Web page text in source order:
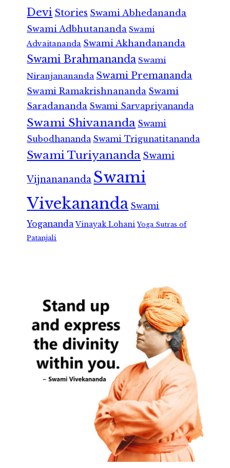
Devi Stories Swami Abhedananda
Swami Adbhutananda Swami
Advaitananda Swami Akhandananda
Swami Brahmananda Swami
Niranjanananda Swami Premananda
Swami Ramakrishnananda Swami
Saradananda Swami Sarvapriyananda
Swami Shivananda Swami
Subodhananda Swami Trigunatitananda
Swami Turiyananda Swami
Vijnanananda Swami
Vivekananda Swami
Yogananda Vinayak Lohani Yoga Sutras of
Patanjali